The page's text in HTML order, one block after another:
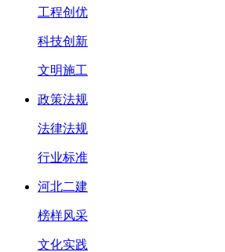
工程创优
科技创新
文明施工
政策法规
法律法规
行业标准
河北二建
榜样风采
文化实践